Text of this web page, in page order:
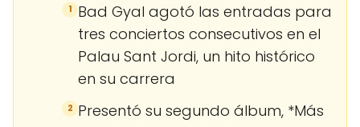
1 Bad Gyal agotó las entradas para
tres conciertos consecutivos en el
Palau Sant Jordi, un hito histórico
en su carrera
2 Presentó su segundo álbum, *Más